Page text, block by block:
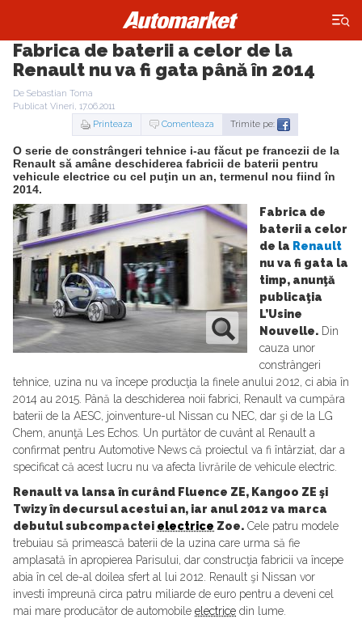
×
Fabrica de baterii a celor de la
Renault nu va fi gata până în 2014
De Sebastian Toma
Publicat Vineri, 17.06.2011
Printeaza
Comenteaza Trimite pe:
O serie de constrângeri tehnice i-au făcut pe francezii de la
Renault să amâne deschiderea fabricii de baterii pentru
vehicule electrice cu cel puţin un an, termenul nou fiind în
2014.
Fabrica de
baterii a celor
de la Renault
nu va fi gata la
timp, anunţă
publicaţia
L’Usine
Nouvelle. Din
cauza unor
constrângeri
tehnice, uzina nu va începe producţia la finele anului 2012, ci abia în
2014 au 2015. Până la deschiderea noii fabrici, Renault va cumpăra
baterii de la AESC, joinventure-ul Nissan cu NEC, dar şi de la LG
Chem, anunţă Les Echos. Un purtător de cuvânt al Renault a
confirmat pentru Automotive News că proiectul va fi întârziat, dar a
specificat că acest lucru nu va afecta livrările de vehicule electric.
Renault va lansa în curând Fluence ZE, Kangoo ZE şi
Twizy în decursul acestui an, iar anul 2012 va marca
debutul subcompactei electrice Zoe. Cele patru modele
trebuiau să primească baterii de la uzina care urma să fie
amplasată în apropierea Parisului, dar construcţia fabricii va începe
abia în cel de-al doilea sfert al lui 2012. Renault şi Nissan vor
investi împreună circa patru miliarde de euro pentru a deveni cel
mai mare producător de automobile electrice din lume.